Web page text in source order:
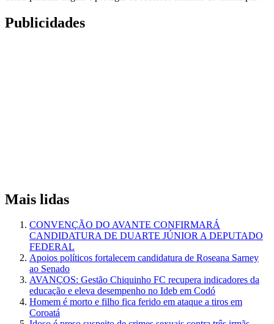
Publicidades
Mais lidas
CONVENÇÃO DO AVANTE CONFIRMARÁ
CANDIDATURA DE DUARTE JÚNIOR A DEPUTADO
FEDERAL
Apoios políticos fortalecem candidatura de Roseana Sarney
ao Senado
AVANÇOS: Gestão Chiquinho FC recupera indicadores da
educação e eleva desempenho no Ideb em Codó
Homem é morto e filho fica ferido em ataque a tiros em
Coroatá